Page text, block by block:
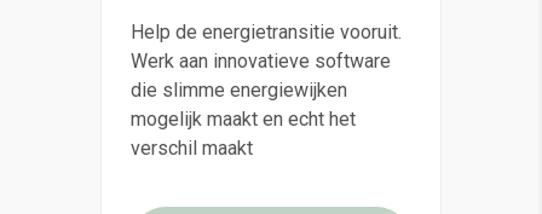
Help de energietransitie vooruit.
Werk aan innovatieve software
die slimme energiewijken
mogelijk maakt en echt het
verschil maakt